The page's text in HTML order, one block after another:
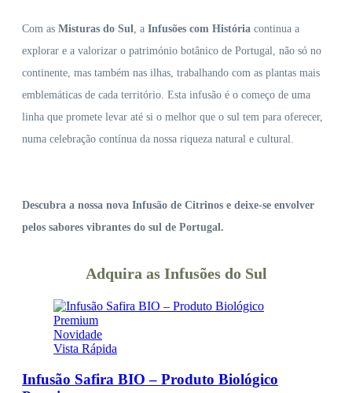
Com as Misturas do Sul, a Infusões com História continua a
explorar e a valorizar o património botânico de Portugal, não só no
continente, mas também nas ilhas, trabalhando com as plantas mais
emblemáticas de cada território. Esta infusão é o começo de uma
linha que promete levar até si o melhor que o sul tem para oferecer,
numa celebração contínua da nossa riqueza natural e cultural.
Descubra a nossa nova Infusão de Citrinos e deixe-se envolver
pelos sabores vibrantes do sul de Portugal.
Adquira as Infusões do Sul
Novidade
Vista Rápida
Infusão Safira BIO – Produto Biológico